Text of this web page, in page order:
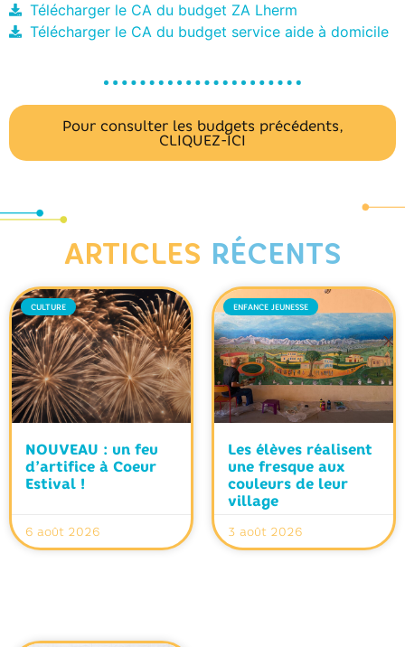
Télécharger le CA du budget ZA Lherm
Télécharger le CA du budget service aide à domicile
Pour consulter les budgets précédents,
CLIQUEZ-ICI
ARTICLES RÉCENTS
CULTURE
NOUVEAU : un feu
d’artifice à Coeur
Estival !
6 août 2026
ENFANCE JEUNESSE
Les élèves réalisent
une fresque aux
couleurs de leur
village
3 août 2026